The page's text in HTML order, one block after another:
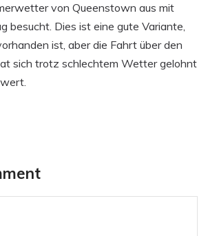
von Queenstown aus mit
besucht. Dies ist eine gute Variante,
ist, aber die Fahrt über den
sich trotz schlechtem Wetter gelohnt